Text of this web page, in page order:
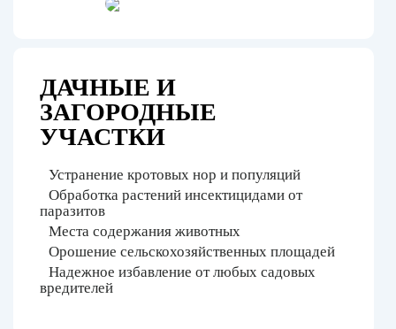
ДАЧНЫЕ И
ЗАГОРОДНЫЕ
УЧАСТКИ
Устранение кротовых нор и популяций
Обработка растений инсектицидами от
паразитов
Места содержания животных
Орошение сельскохозяйственных площадей
Надежное избавление от любых садовых
вредителей